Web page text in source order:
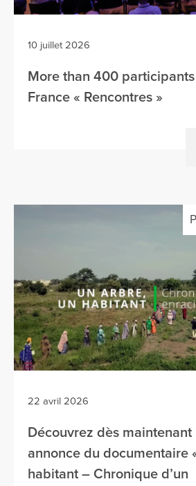
10 juillet 2026
More than 400
France « Rencontres »
22 avril 2026
Découvrez dès
annonce du documentaire
habitant – Chronique d’un